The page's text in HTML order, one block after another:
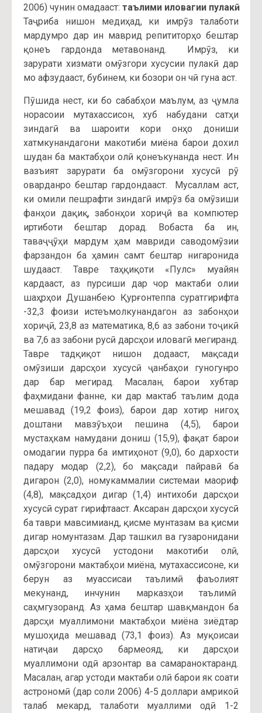
2006) чунин омадааст: таълими иловагии пулакӣ.
Таҷриба нишон медиҳад, ки имрӯз талаботи
мардумро дар ин маврид репититорҳо бештар
қонеъ гардонда метавонанд. Имрӯз, ки
зарурати хизмати омӯзгори хусусии пулакӣ дар
мо афзудааст, бубинем, ки бозори он чӣ гуна аст.
Пӯшида нест, ки бо сабабҳои маълум, аз ҷумла
норасоии мутахассисон, хуб набудани сатҳи
зиндагӣ ва шароити кори онҳо дониши
хатмкунандагони макотиби миёна барои дохил
шудан ба мактабҳои олӣ қонеъкунанда нест. Ин
вазъият зарурати ба омӯзгорони хусусӣ рӯ
оварданро бештар гардондааст. Мусаллам аст,
ки омили пешрафти зиндагӣ имрӯз ба омӯзиши
фанҳои дақиқ, забонҳои хориҷӣ ва компютер
иртиботи бештар дорад. Вобаста ба ин,
таваҷҷӯҳи мардум ҳам мавриди саводомӯзии
фарзандон ба ҳамин самт бештар нигаронида
шудааст. Тавре таҳқиқоти «Пулс» муайян
кардааст, аз пурсиши дар чор мактаби олии
шаҳрҳои Душанбею Қурғонтеппа суратгирифта
-32,3 фоизи истеъмолкунандагон аз забонҳои
хориҷӣ, 23,8 аз математика, 8,6 аз забони тоҷикӣ
ва 7,6 аз забони русӣ дарсҳои иловагӣ мегиранд.
Тавре тадқиқот нишон додааст, мақсади
омӯзиши дарсҳои хусусӣ ҷанбаҳои гуногунро
дар бар мегирад. Масалан, барои хубтар
фаҳмидани фанне, ки дар мактаб таълим дода
мешавад (19,2 фоиз), барои дар хотир нигоҳ
доштани мавзӯъҳои пешина (4,5), барои
мустаҳкам намудани дониш (15,9), фақат барои
омодагии пурра ба имтиҳонот (9,0), бо дархости
падару модар (2,2), бо мақсади пайравӣ ба
дигарон (2,0), номукаммалии системаи маориф
(4,8), мақсадҳои дигар (1,4) интихоби дарсҳои
хусусӣ сурат гирифтааст. Аксаран дарсҳои хусусӣ
ба таври мавсимианд, қисме мунтазам ва қисми
дигар номунтазам. Дар ташкил ва гузаронидани
дарсҳои хусусӣ устодони макотиби олӣ,
омӯзгорони мактабҳои миёна, мутахассисоне, ки
берун аз муассисаи таълимӣ фаъолият
мекунанд, инчунин марказҳои таълимӣ
саҳмгузоранд. Аз ҳама бештар шавқмандон ба
дарсҳи муаллимони мактабҳои миёна зиёдтар
мушоҳида мешавад (73,1 фоиз). Аз муқоисаи
натиҷаи дарсҳо бармеояд, ки дарсҳои
муаллимони одӣ арзонтар ва самараноктаранд.
Масалан, агар устоди мактаби олӣ барои як соати
астрономӣ (дар соли 2006) 4-5 доллари амрикоӣ
талаб мекард, талаботи муаллими одӣ 1-2